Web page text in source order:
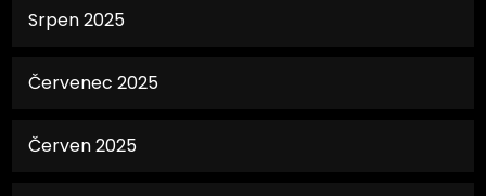
Srpen 2025
Červenec 2025
Červen 2025